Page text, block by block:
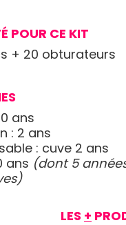
POUR CE KIT
+ 20 obturateurs
ans
: 2 ans
: cuve 2 ans
ans (dont 5
LES +